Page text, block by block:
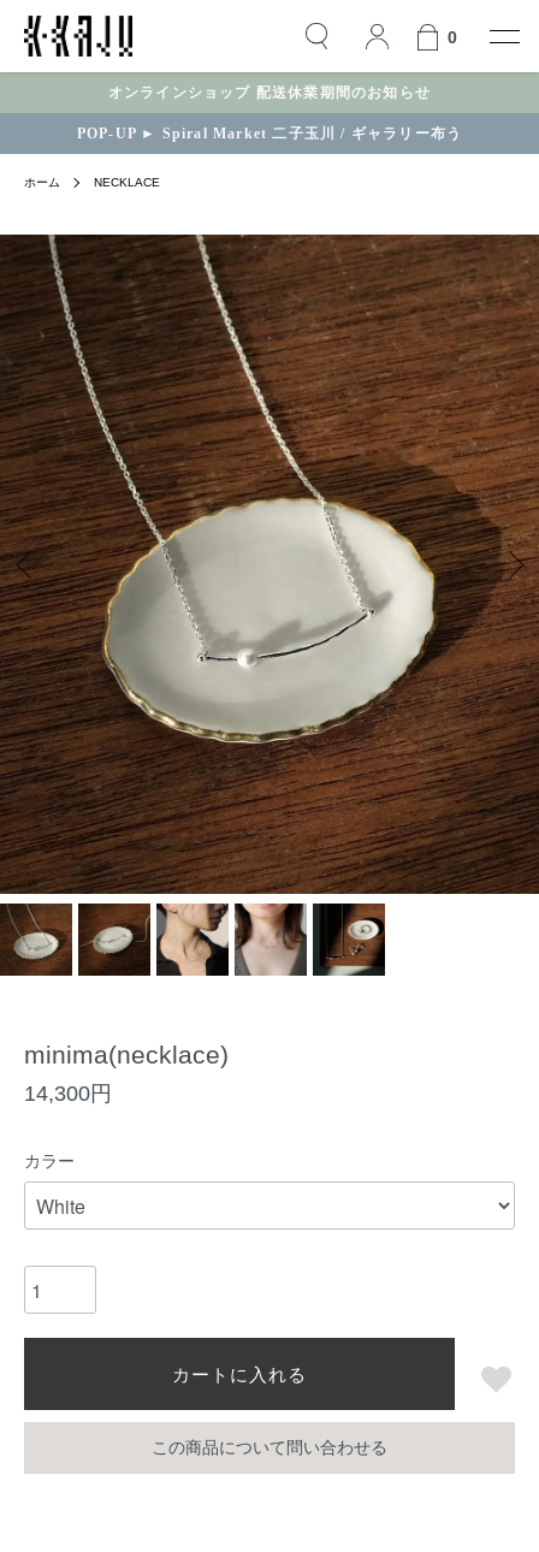
0
オンラインショップ 配送休業期間のお知らせ
POP-UP ► Spiral Market 二子玉川 / ギャラリー布う
ホーム NECKLACE
minima(necklace)
14,300円
カラー
カートに入れる
この商品について問い合わせる